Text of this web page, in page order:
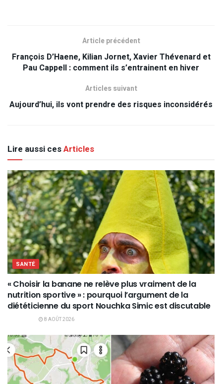
Article précédent
François D’Haene, Kilian Jornet, Xavier Thévenard et
Pau Cappell : comment ils s’entrainent en hiver
Articles suivant
Aujourd’hui, ils vont prendre des risques inconsidérés
Lire aussi cesArticles
SANTÉ
« Choisir la banane ne relève plus vraiment de la
nutrition sportive » : pourquoi l’argument de la
diététicienne du sport Nouchka Simic est discutable
8 AOÛT 2026